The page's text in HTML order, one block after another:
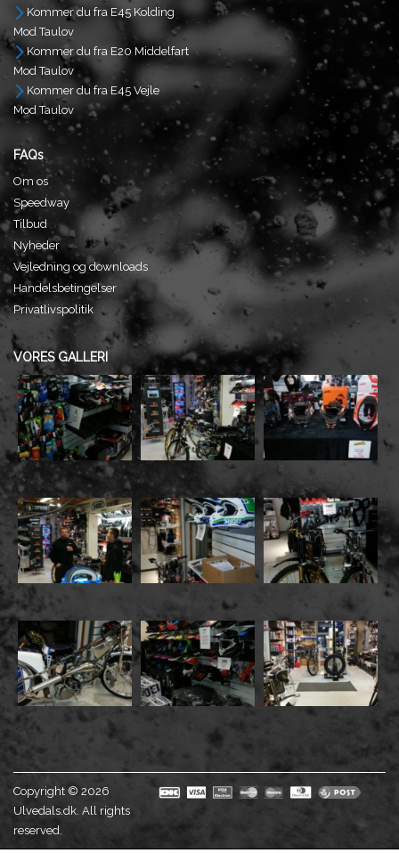
Kommer du fra E45 Kolding
Mod Taulov
Kommer du fra E20 Middelfart
Mod Taulov
Kommer du fra E45 Vejle
Mod Taulov
FAQs
Om os
Speedway
Tilbud
Nyheder
Vejledning og downloads
Handelsbetingelser
Privatlivspolitik
VORES GALLERI
Copyright © 2026
Ulvedals.dk. All rights
reserved.